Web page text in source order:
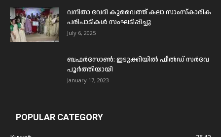
വനിതാ വേദി കുവൈത്ത് കലാ സാംസ്കാരിക
പരിപാടികൾ സംഘടിപ്പിച്ചു
July 6, 2025
ബഫര്‍സോണ്‍: ഇടുക്കിയില്‍ ഫീല്‍ഡ് സര്‍വേ
പൂര്‍ത്തിയായി
January 17, 2023
POPULAR CATEGORY